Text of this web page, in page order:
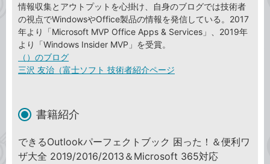
情報収集とアウトプットを心掛け、自身のブログでは技術者
の視点でWindowsやOffice製品の情報を発信している。2017
年より「Microsoft MVP Office Apps & Services」、2019年
より「Windows Insider MVP」を受賞。
（）のブログ
三沢 友治（富士ソフト 技術者紹介ページ
書籍紹介
できるOutlookパーフェクトブック 困った！＆便利ワ
ザ大全 2019/2016/2013＆Microsoft 365対応